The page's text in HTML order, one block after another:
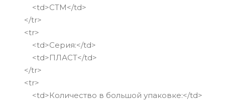
<td>СТМ</td>
</tr>
<tr>
<td>Серия:</td>
<td>ПЛАСТ</td>
</tr>
<tr>
<td>Количество в большой упаковке:</td>